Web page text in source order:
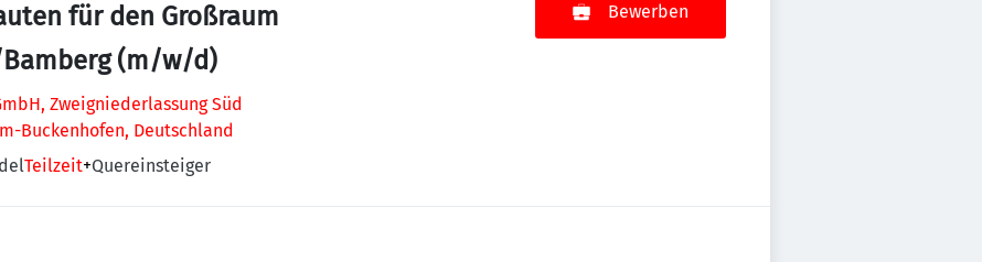
für den Großraum
(m/w/d)
Zweigniederlassung Süd
Buckenhofen, Deutschland
Teilzeit+Quereinsteiger
Bewerben